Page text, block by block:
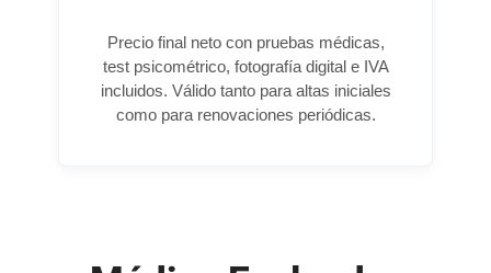
Precio final neto con pruebas médicas,
test psicométrico, fotografía digital e IVA
incluidos. Válido tanto para altas iniciales
como para renovaciones periódicas.